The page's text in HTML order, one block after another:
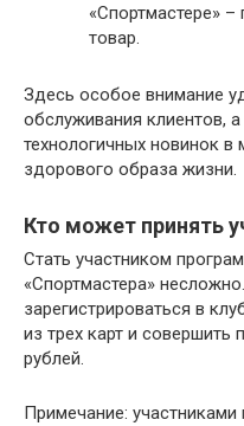
«Спортмастере»
товар.
Здесь особое внимание
обслуживания клиентов,
технологичных новинок в
здорового образа жизни.
Кто может принять
Стать участником
«Спортмастера»
зарегистрироваться в
из трех карт и совершить
рублей.
Примечание: